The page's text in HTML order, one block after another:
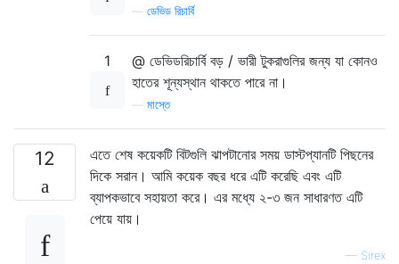
ডেভিড রিচার্বি
1
@ ডেভিডরিচার্বি বড় / ভারী টুকরাগুলির জন্য যা কোনও
হাতের শূন্যস্থান থাকতে পারে না।
মাস্তে
12
এতে শেষ কয়েকটি বিটগুলি ঝাপটানোর সময় ডাস্টপ্যানটি পিছনের
দিকে সরান। আমি কয়েক বছর ধরে এটি করেছি এবং এটি
ব্যাপকভাবে সহায়তা করে। এর মধ্যে ২-৩ জন সাধারণত এটি
পেয়ে যায়।
— Sirex